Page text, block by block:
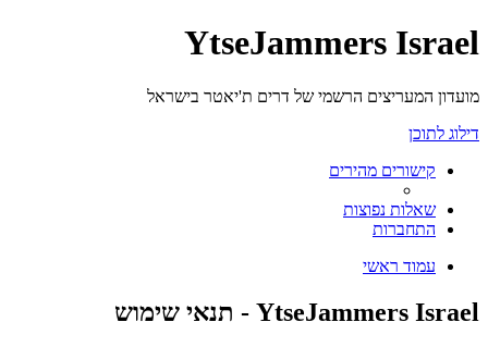
YtseJammers Israel
מועדון המעריצים הרשמי של דרים ת'יאטר בישראל
דילוג לתוכן
קישורים מהירים
שאלות נפוצות
התחברות
עמוד ראשי
YtseJammers Israel - תנאי שימוש